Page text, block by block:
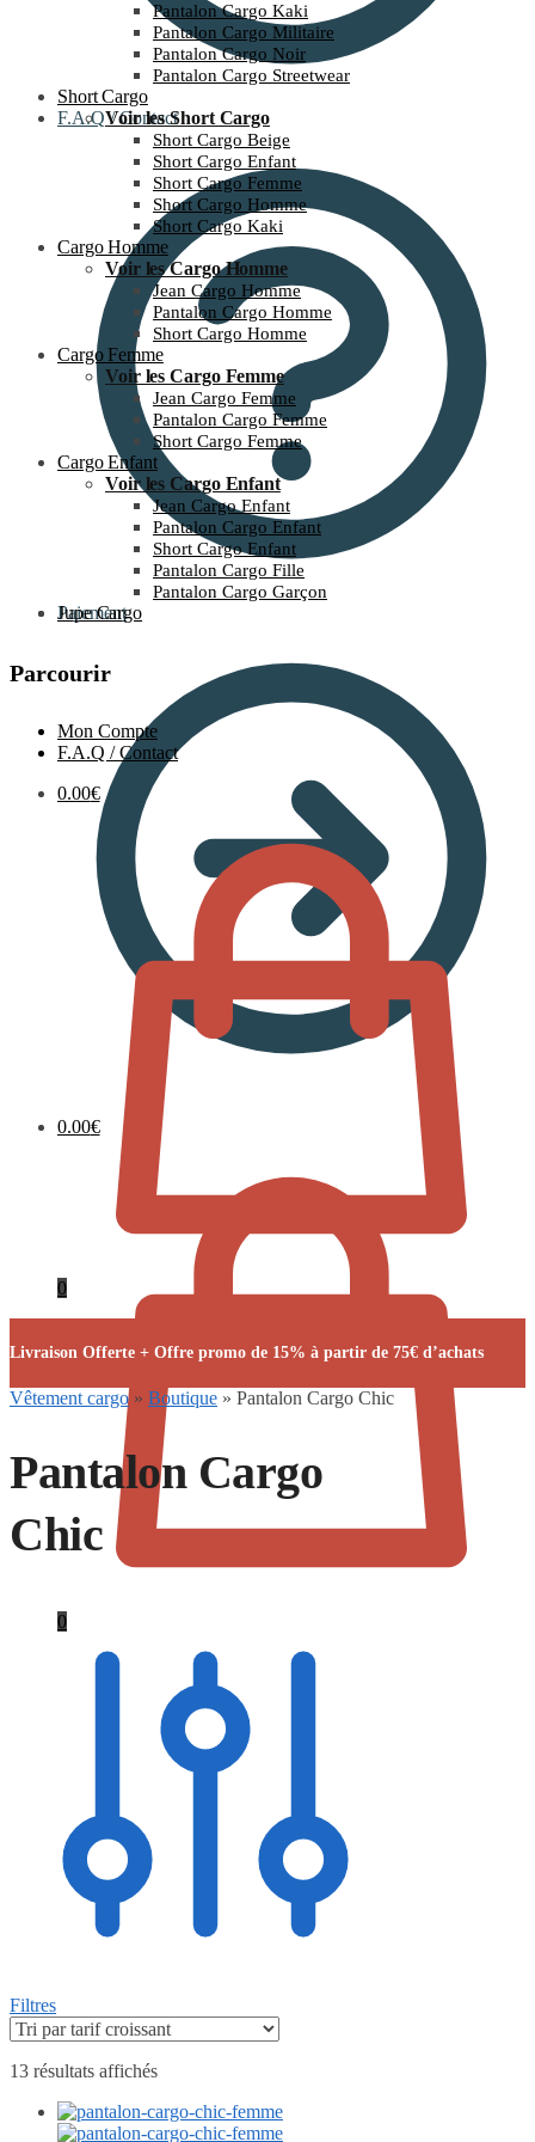
F.A.Q / Contact
Paiement
0.00€
0
Pantalon Cargo Kaki
Pantalon Cargo Militaire
Pantalon Cargo Noir
Pantalon Cargo Streetwear
Short Cargo
Voir les Short Cargo
Short Cargo Beige
Short Cargo Enfant
Short Cargo Femme
Short Cargo Homme
Short Cargo Kaki
Cargo Homme
Voir les Cargo Homme
Jean Cargo Homme
Pantalon Cargo Homme
Short Cargo Homme
Cargo Femme
Voir les Cargo Femme
Jean Cargo Femme
Pantalon Cargo Femme
Short Cargo Femme
Cargo Enfant
Voir les Cargo Enfant
Jean Cargo Enfant
Pantalon Cargo Enfant
Short Cargo Enfant
Pantalon Cargo Fille
Pantalon Cargo Garçon
Jupe Cargo
Parcourir
Mon Compte
F.A.Q / Contact
0.00€
0
Livraison Offerte + Offre promo de 15% à partir de 75€ d’achats
Vêtement cargo » Boutique » Pantalon Cargo Chic
Pantalon Cargo
Chic
Filtres
13 résultats affichés